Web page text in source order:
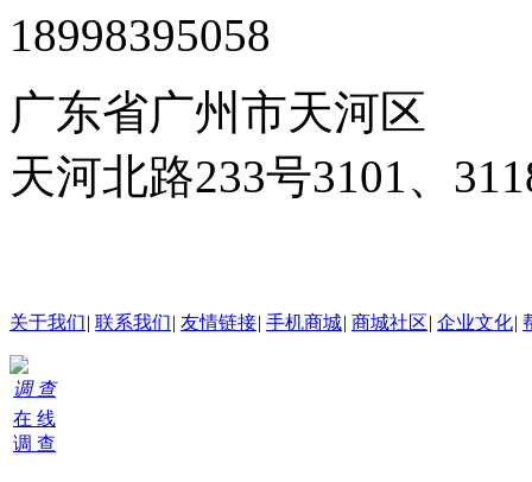
18998395058
广东省广州市天河区
天河北路233号3101、
关于我们| 联系我们| 友情链接| 手机商城| 商城社区| 企业文化|
调 查
在 线
调 查